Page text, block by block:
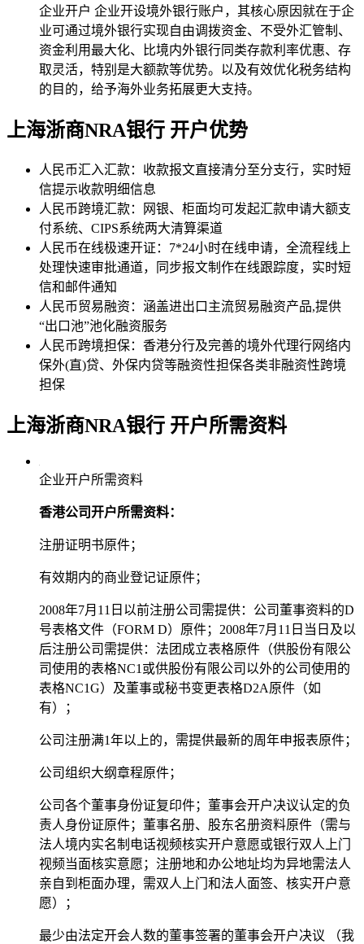
企业开户 企业开设境外银行账户，其核心原因就在于企
业可通过境外银行实现自由调拨资金、不受外汇管制、
资金利用最大化、比境内外银行同类存款利率优惠、存
取灵活，特别是大额款等优势。以及有效优化税务结构
的目的，给予海外业务拓展更大支持。
上海浙商NRA银行 开户优势
人民币汇入汇款：收款报文直接清分至分支行，实时短
信提示收款明细信息
人民币跨境汇款：网银、柜面均可发起汇款申请大额支
付系统、CIPS系统两大清算渠道
人民币在线极速开证：7*24小时在线申请，全流程线上
处理快速审批通道，同步报文制作在线跟踪度，实时短
信和邮件通知
人民币贸易融资：涵盖进出口主流贸易融资产品,提供
“出口池”池化融资服务
人民币跨境担保：香港分行及完善的境外代理行网络内
保外(直)贷、外保内贷等融资性担保各类非融资性跨境
担保
上海浙商NRA银行 开户所需资料
企业开户所需资料
香港公司开户所需资料：
注册证明书原件；
有效期内的商业登记证原件；
2008年7月11日以前注册公司需提供：公司董事资料的D
号表格文件（FORM D）原件；2008年7月11日当日及以
后注册公司需提供：法团成立表格原件（供股份有限公
司使用的表格NC1或供股份有限公司以外的公司使用的
表格NC1G）及董事或秘书变更表格D2A原件（如
有）；
公司注册满1年以上的，需提供最新的周年申报表原件；
公司组织大纲章程原件；
公司各个董事身份证复印件；董事会开户决议认定的负
责人身份证原件；董事名册、股东名册资料原件（需与
法人境内实名制电话视频核实开户意愿或银行双人上门
视频当面核实意愿；注册地和办公地址均为异地需法人
亲自到柜面办理，需双人上门和法人面签、核实开户意
愿）；
最少由法定开会人数的董事签署的董事会开户决议 （我